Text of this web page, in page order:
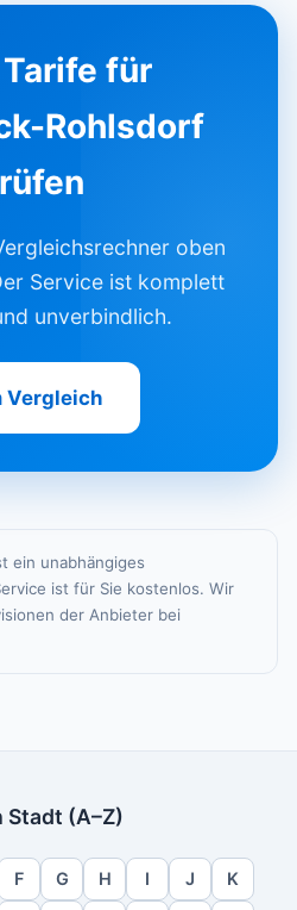
für
Rohlsdorf
oben
Service ist komplett
unverbindlich.
Vergleich
ein unabhängiges
ist für Sie kostenlos. Wir
der Anbieter bei
(A–Z)
F G H I J K